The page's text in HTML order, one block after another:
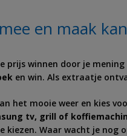
en maak
prijs winnen door je
en win. Als extraatje
het mooie weer en kies
tv, grill of
kiezen. Waar wacht je nog